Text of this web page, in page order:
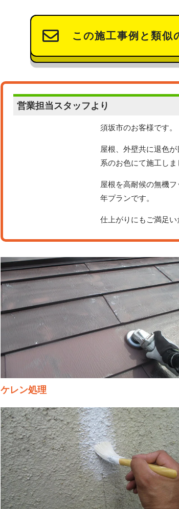
この施工事例と類似
営業担当スタッフより
須坂市のお客様です。
屋根、外壁共に退色
系のお色にて施工しま
屋根を高耐候の無機
年プランです。
仕上がりにもご満足い
ケレン処理